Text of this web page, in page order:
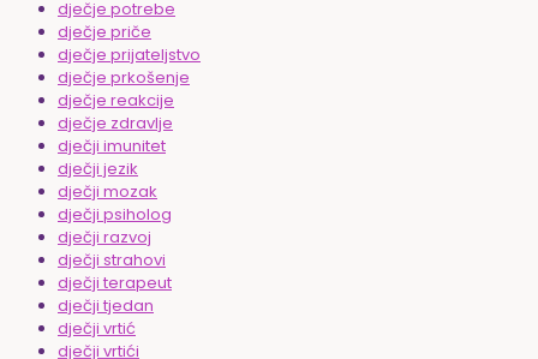
dječje potrebe
dječje priče
dječje prijateljstvo
dječje prkošenje
dječje reakcije
dječje zdravlje
dječji imunitet
dječji jezik
dječji mozak
dječji psiholog
dječji razvoj
dječji strahovi
dječji terapeut
dječji tjedan
dječji vrtić
dječji vrtići